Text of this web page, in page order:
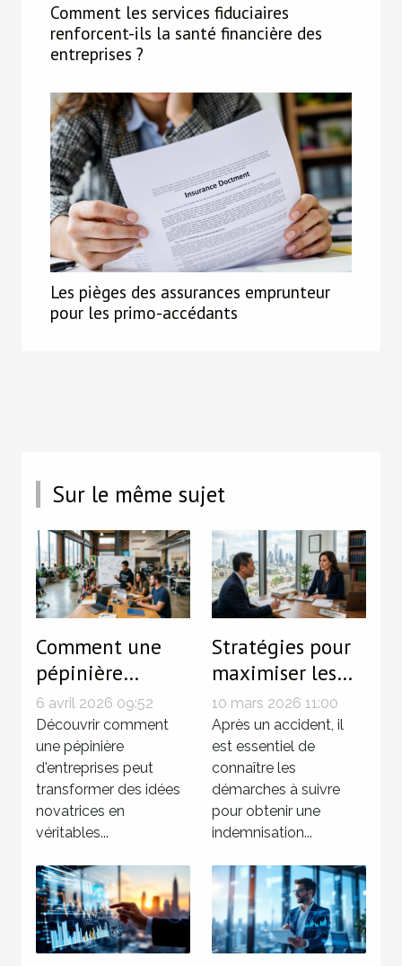
Comment les services fiduciaires
renforcent-ils la santé financière des
entreprises ?
Les pièges des assurances emprunteur
pour les primo-accédants
Sur le même sujet
Comment une
pépinière
d'entreprises
stimule-t-elle
l'innovation et
la croissance ?
6 avril 2026 09:52
Découvrir comment
une pépinière
d'entreprises peut
transformer des idées
novatrices en
véritables...
Stratégies pour
maximiser les
indemnisations
après un
accident
10 mars 2026 11:00
Après un accident, il
est essentiel de
connaître les
démarches à suivre
pour obtenir une
indemnisation...